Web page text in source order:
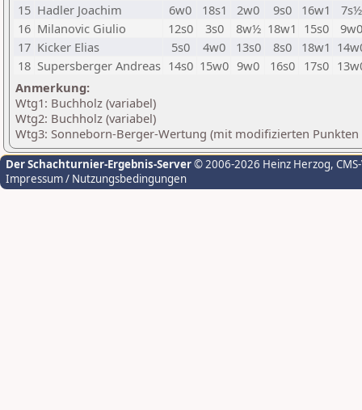
15 Hadler Joachim 6w0 18s1 2w0 9s0 16w1
7s½
16 Milanovic Giulio 12s0 3s0 8w½ 18w1 15s0
9w0
17 Kicker Elias 5s0 4w0 13s0 8s0 18w1
18 Supersberger Andreas 14s0 15w0 9w0 16s0 17s0
Anmerkung:
Wtg1: Buchholz (variabel)
Wtg2: Buchholz (variabel)
Wtg3: Sonneborn-Berger-Wertung (mit modifizierten
Der Schachturnier-Ergebnis-Server© 2006-2026 Heinz Herzog,
Impressum / Nutzungsbedingungen